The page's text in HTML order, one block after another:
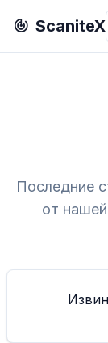
ScaniteX
Последние
от